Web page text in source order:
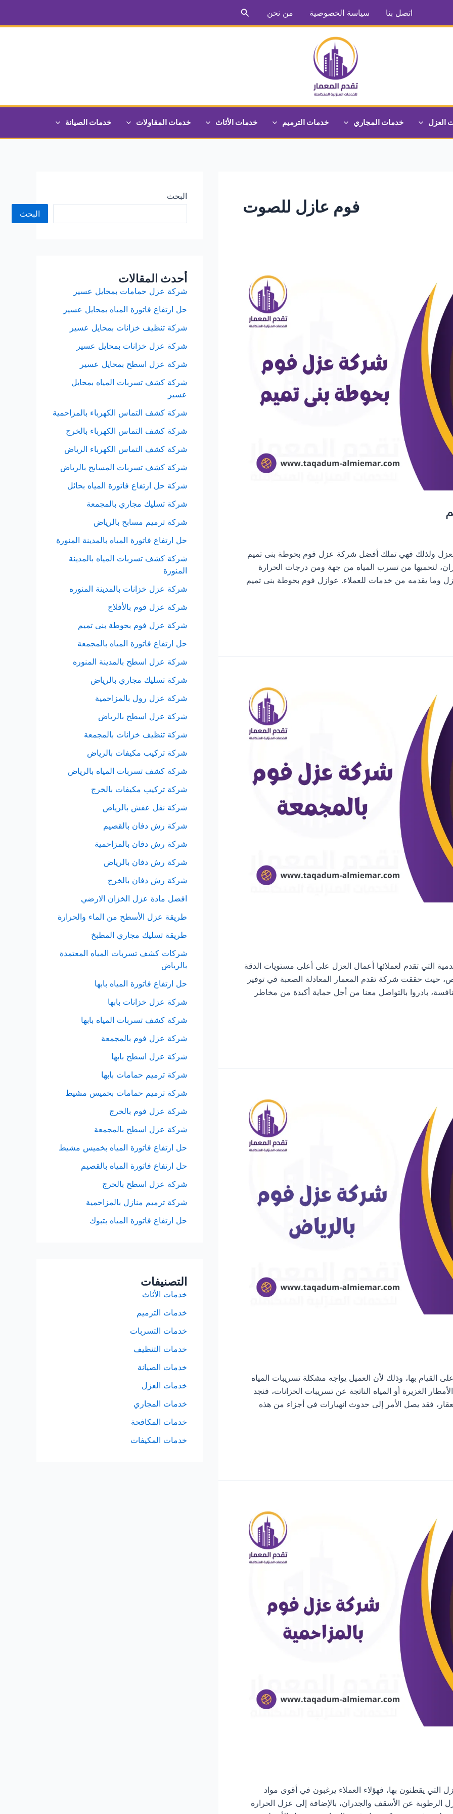
اتصل بنا سياسة الخصوصية من نحن البحث
العزل خدمات المجاري خدمات الترميم خدمات الأثاث خدمات المقاولات خدمات الصيانة
فوم عازل للصوت
ولذلك فهي تملك أفضل شركة عزل فوم بحوطة بنى تميم
لنحميها من تسرب المياه من جهة ومن درجات الحرارة
وما يقدمه من خدمات للعملاء. عوازل فوم بحوطة بنى تميم
التي تقدم لعملائها أعمال العزل على أعلى مستويات الدقة
حيث حققت شركة تقدم المعمار المعادلة الصعبة في توفير
بادروا بالتواصل معنا من أجل حماية أكيدة من مخاطر
القيام بها، وذلك لأن العميل يواجه مشكلة تسريبات المياه
الغزيرة أو المياه الناتجة عن تسريبات الخزانات، فنجد
فقد يصل الأمر إلى حدوث انهيارات في أجزاء من هذه
التي يقطنون بها، فهؤلاء العملاء يرغبون في أقوى مواد
عن الأسقف والجدران، بالإضافة إلى عزل الحرارة
البحث
البحث
أحدث المقالات
شركة عزل حمامات بمحايل عسير
حل ارتفاع فاتورة المياه بمحايل عسير
شركة تنظيف خزانات بمحايل عسير
شركة عزل خزانات بمحايل عسير
شركة عزل اسطح بمحايل عسير
شركة كشف تسربات المياه بمحايل
عسير
شركة كشف التماس الكهرباء بالمزاحمية
شركة كشف التماس الكهرباء بالخرج
شركة كشف التماس الكهرباء الرياض
شركة كشف تسربات المسابح بالرياض
شركة حل ارتفاع فاتورة المياه بحائل
شركة تسليك مجاري بالمجمعة
شركة ترميم مسابح بالرياض
حل ارتفاع فاتورة المياه بالمدينة المنورة
شركة كشف تسربات المياه بالمدينة
المنورة
شركة عزل خزانات بالمدينة المنوره
شركة عزل فوم بالأفلاج
شركة عزل فوم بحوطة بنى تميم
حل ارتفاع فاتورة المياه بالمجمعة
شركة عزل اسطح بالمدينة المنوره
شركة تسليك مجاري بالرياض
شركة عزل رول بالمزاحمية
شركة عزل اسطح بالرياض
شركة تنظيف خزانات بالمجمعة
شركة تركيب مكيفات بالرياض
شركة كشف تسربات المياه بالرياض
شركة تركيب مكيفات بالخرج
شركة نقل عفش بالرياض
شركة رش دفان بالقصيم
شركة رش دفان بالمزاحمية
شركة رش دفان بالرياض
شركة رش دفان بالخرج
افضل مادة عزل الخزان الارضي
طريقة عزل الأسطح من الماء والحرارة
طريقة تسليك مجاري المطبخ
شركات كشف تسربات المياه المعتمدة
بالرياض
حل ارتفاع فاتورة المياه بابها
شركة عزل خزانات بابها
شركة كشف تسربات المياه بابها
شركة عزل فوم بالمجمعة
شركة عزل اسطح بابها
شركة ترميم حمامات بابها
شركة ترميم حمامات بخميس مشيط
شركة عزل فوم بالخرج
شركة عزل اسطح بالمجمعة
حل ارتفاع فاتورة المياه بخميس مشيط
حل ارتفاع فاتورة المياه بالقصيم
شركة عزل اسطح بالخرج
شركة ترميم منازل بالمزاحمية
حل ارتفاع فاتورة المياه بتبوك
التصنيفات
خدمات الأثاث
خدمات الترميم
خدمات التسربات
خدمات التنظيف
خدمات الصيانة
خدمات العزل
خدمات المجاري
خدمات المكافحة
خدمات المكيفات